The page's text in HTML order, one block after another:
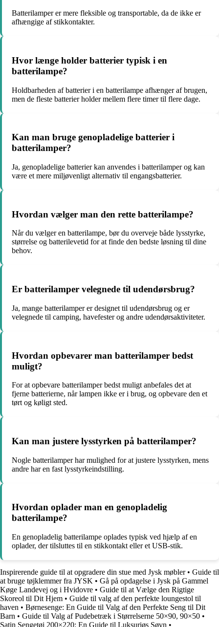
Batterilamper er mere fleksible og transportable, da de ikke er
afhængige af stikkontakter.
Hvor længe holder batterier typisk i en
batterilampe?
Holdbarheden af batterier i en batterilampe afhænger af brugen,
men de fleste batterier holder mellem flere timer til flere dage.
Kan man bruge genopladelige batterier i
batterilamper?
Ja, genopladelige batterier kan anvendes i batterilamper og kan
være et mere miljøvenligt alternativ til engangsbatterier.
Hvordan vælger man den rette batterilampe?
Når du vælger en batterilampe, bør du overveje både lysstyrke,
størrelse og batterilevetid for at finde den bedste løsning til dine
behov.
Er batterilamper velegnede til udendørsbrug?
Ja, mange batterilamper er designet til udendørsbrug og er
velegnede til camping, havefester og andre udendørsaktiviteter.
Hvordan opbevarer man batterilamper bedst
muligt?
For at opbevare batterilamper bedst muligt anbefales det at
fjerne batterierne, når lampen ikke er i brug, og opbevare den et
tørt og køligt sted.
Kan man justere lysstyrken på batterilamper?
Nogle batterilamper har mulighed for at justere lysstyrken, mens
andre har en fast lysstyrkeindstilling.
Hvordan oplader man en genopladelig
batterilampe?
En genopladelig batterilampe oplades typisk ved hjælp af en
oplader, der tilsluttes til en stikkontakt eller et USB-stik.
Inspirerende guide til at opgradere din stue med Jysk møbler• Guide til
at bruge tøjklemmer fra JYSK • Gå på opdagelse i Jysk på Gammel
Køge Landevej og i Hvidovre • Guide til at Vælge den Rigtige
Skoreol til Dit Hjem • Guide til valg af den perfekte loungestol til
haven • Børnesenge: En Guide til Valg af den Perfekte Seng til Dit
Barn • Guide til Valg af Pudebetræk i Størrelserne 50×90, 90×50 •
Satin Sengetøj 200×220: En Guide til Luksuriøs Søvn •